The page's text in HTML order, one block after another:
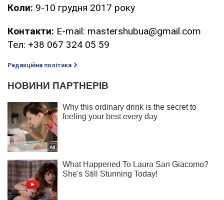
Коли: 9-10 грудня 2017 року
Контакти: E-mail: mastershubua@gmail.com
Тел: +38 067 324 05 59
Редакційна політика